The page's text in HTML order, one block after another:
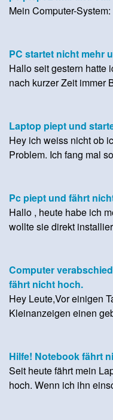
Mein Computer-
PC startet nicht mehr
Hallo seit gestern hatte
nach kurzer Zeit immer
Laptop piept und
Hey ich weiss nicht ob
Problem. Ich fang mal
Pc piept und fährt
Hallo , heute habe ich
wollte sie direkt
Computer
fährt nicht hoch.
Hey Leute,Vor einigen
Kleinanzeigen einen
Hilfe! Notebook fährt
Seit heute fährt mein
hoch. Wenn ich ihn